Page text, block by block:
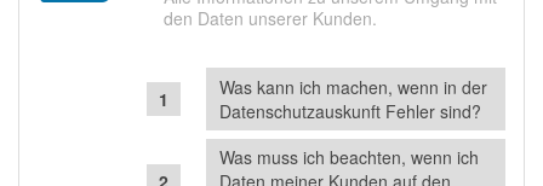
den Daten unserer Kunden.
Was kann ich machen, wenn in der
Datenschutzauskunft Fehler sind?
Was muss ich beachten, wenn ich